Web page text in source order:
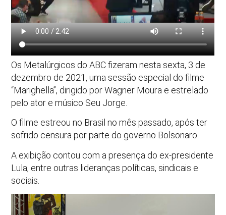
Os Metalúrgicos do ABC fizeram nesta sexta, 3 de
dezembro de 2021, uma sessão especial do filme
“Marighella”, dirigido por Wagner Moura e estrelado
pelo ator e músico Seu Jorge.
O filme estreou no Brasil no mês passado, após ter
sofrido censura por parte do governo Bolsonaro.
A exibição contou com a presença do ex-presidente
Lula, entre outras lideranças políticas, sindicais e
sociais.